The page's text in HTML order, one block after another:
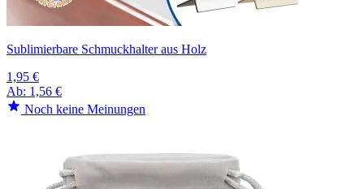
Sublimierbare Schmuckhalter aus Holz
1,95 €
Ab: 1,56 €
Noch keine Meinungen